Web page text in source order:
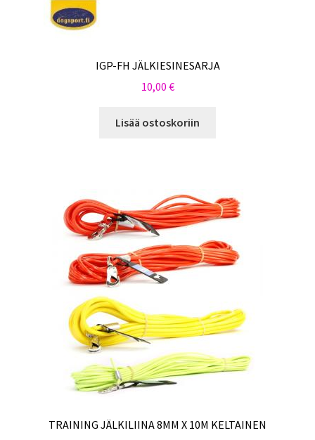
IGP-FH JÄLKIESINESARJA
10,00 €
Lisää ostoskoriin
TRAINING JÄLKILIINA 8MM X 10M KELTAINEN